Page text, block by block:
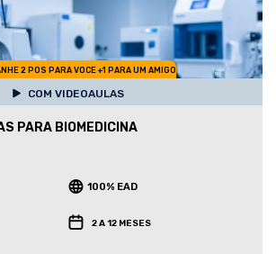
2 POS PARA VOCE +1 PARA UM AMIGO
COM VIDEOAULAS
PARA BIOMEDICINA
100% EAD
2 A 12 MESES